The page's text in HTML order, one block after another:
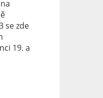
se zde
19. a